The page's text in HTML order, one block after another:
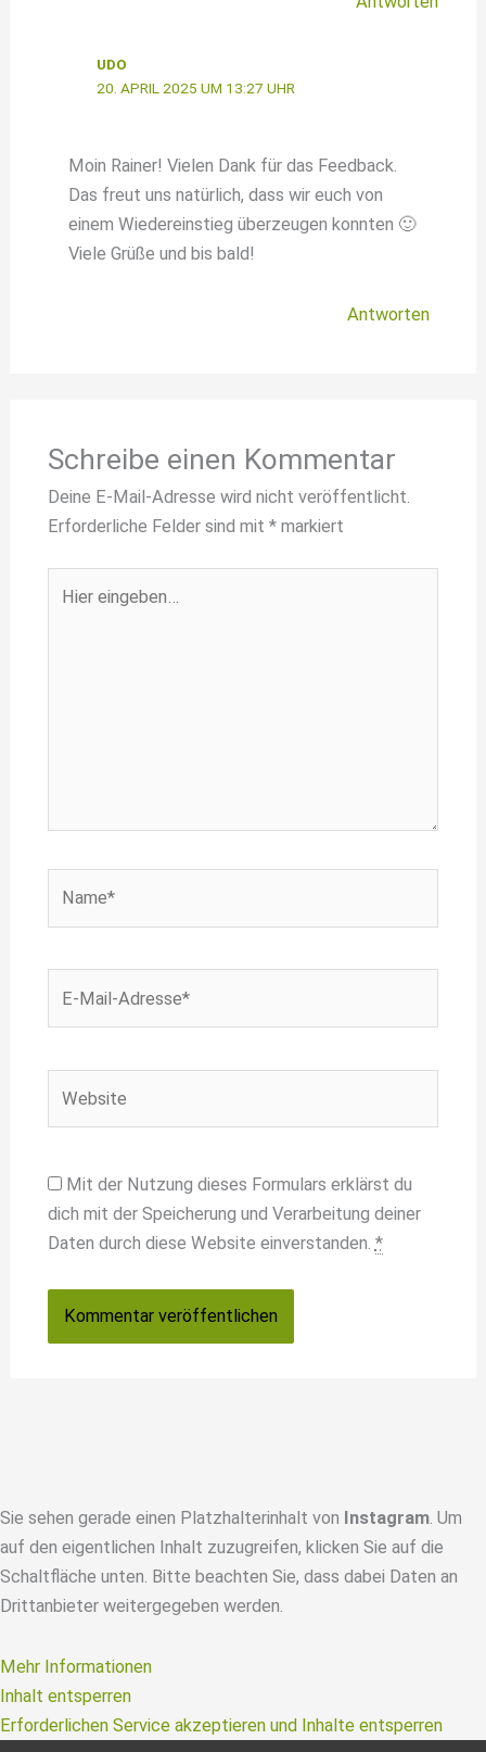
UDO
20. APRIL 2025 UM 13:27 UHR
Moin Rainer! Vielen Dank für das Feedback.
Das freut uns natürlich, dass wir euch von
einem Wiedereinstieg überzeugen konnten 🙂
Viele Grüße und bis bald!
Antworten
Schreibe einen Kommentar
Deine E-Mail-Adresse wird nicht veröffentlicht.
Erforderliche Felder sind mit *markiert
eingeben…
Mit der Nutzung dieses Formulars erklärst du
dich mit der Speicherung und Verarbeitung deiner
Daten durch diese Website einverstanden. *
Sie sehen gerade einen Platzhalterinhalt von Instagram. Um
auf den eigentlichen Inhalt zuzugreifen, klicken Sie auf die
Schaltfläche unten. Bitte beachten Sie, dass dabei Daten an
Drittanbieter weitergegeben werden.
Mehr Informationen
Inhalt entsperren
Erforderlichen Service akzeptieren und Inhalte entsperren